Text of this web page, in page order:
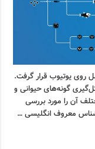
روی یوتیوب قرار گرفت.
گونه‌های حیوانی و
آن را مورد بررسی
معروف انگلیسی …